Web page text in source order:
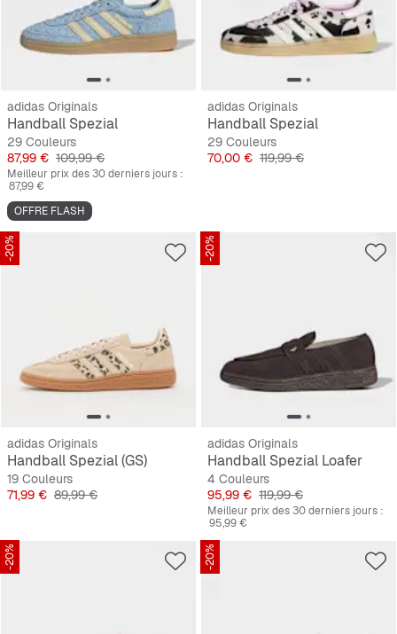
adidas Originals
Handball Spezial
29 Couleurs
Prix
87,99 € Prix original
109,99 €
Meilleur prix des 30 derniers jours :
87,99 €
OFFRE FLASH
adidas Originals
Handball Spezial
29 Couleurs
Prix
70,00 € Prix original
119,99 €
-20%
adidas Originals
Handball Spezial (GS)
19 Couleurs
Prix
71,99 € Prix original
89,99 €
-20%
adidas Originals
Handball Spezial Loafer
4 Couleurs
Prix
95,99 € Prix original
119,99 €
Meilleur prix des 30 derniers jours :
95,99 €
-20% -20%